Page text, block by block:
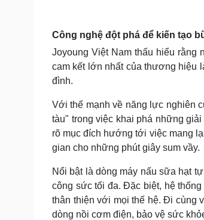
Công nghệ đột phá để kiến tạo
Joyoung Việt Nam thấu hiểu rằng
cam kết lớn nhất của thương hiệu
đình.
Với thế mạnh về năng lực nghiên
tàu" trong việc khai phá những
rõ mục đích hướng tới việc mang
gian cho những phút giây sum vầy.
Nổi bật là dòng máy nấu sữa hạt
công sức tối đa. Đặc biệt, hệ
thân thiện với mọi thế hệ. Đi cùng
dòng nồi cơm điện, bảo vệ sức